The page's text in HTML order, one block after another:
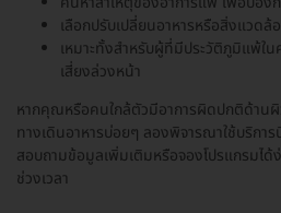
เลือกปรับเปลี่ยนอาหารหรือสิ่งแวด
เหมาะทั้งสำหรับผู้ที่มีประวัติภูมิแพ้ใ
เสี่ยงล่วงหน้า
หากคุณหรือคนใกล้ตัวมีอาการผิดปกติด้านผิ
ทางเดินอาหารบ่อยๆ ลองพิจารณาใช้บริการ
สอบถามข้อมูลเพิ่มเติมหรือจองโปรแกรมได้
ช่วงเวลา